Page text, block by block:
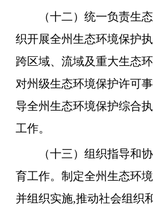
（十二）统一负责生态
织开展全州生态环境保护
跨区域、流域及重大生态
对州级生态环境保护许可
导全州生态环境保护综合
工作。
（十三）组织指导和协
育工作。制定全州生态环
并组织实施,推动社会组织